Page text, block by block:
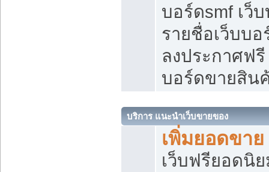
บอร์ดsmf เว็
รายชื่อเว็บบ
ลงประกาศฟรี
บอร์ดขายสิน
บริการ แนะนำเว็บขายของ
เพิ่มยอดขา
เว็บฟรียอดนิ